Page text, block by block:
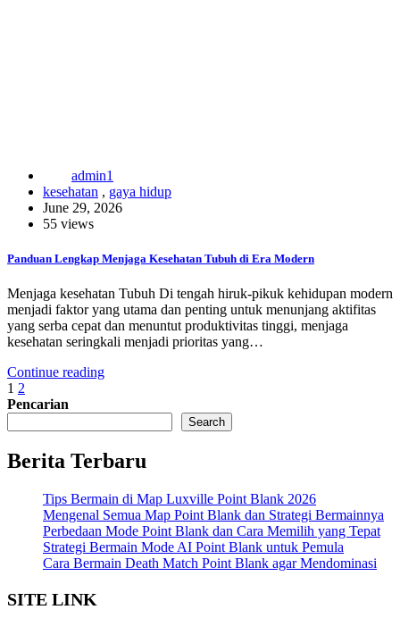
admin1
kesehatan , gaya hidup
June 29, 2026
55 views
Panduan Lengkap Menjaga Kesehatan Tubuh di Era Modern
Menjaga kesehatan Tubuh Di tengah hiruk-pikuk kehidupan modern
menjadi faktor yang utama dan penting untuk menunjang aktifitas
yang serba cepat dan menuntut produktivitas tinggi, menjaga
kesehatan seringkali menjadi prioritas yang…
Continue reading
Posts
pagination
1 2
Pencarian
Search
Berita Terbaru
Tips Bermain di Map Luxville Point Blank 2026
Mengenal Semua Map Point Blank dan Strategi Bermainnya
Perbedaan Mode Point Blank dan Cara Memilih yang Tepat
Strategi Bermain Mode AI Point Blank untuk Pemula
Cara Bermain Death Match Point Blank agar Mendominasi
SITE LINK